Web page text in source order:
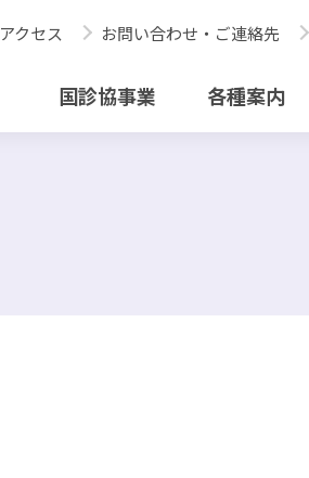
アクセス お問い合わせ・ご連絡先
国診協事業 各種案内